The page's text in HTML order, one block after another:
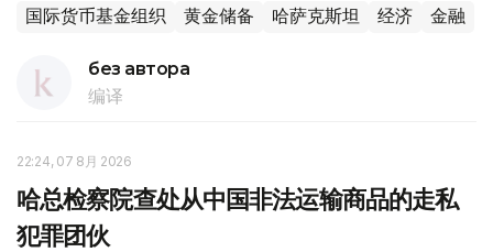
国际货币基金组织 黄金储备 哈萨克斯坦 经济 金融
без автора
编译
22:24, 07 8月 2026
哈总检察院查处从中国非法运输商品的走私
犯罪团伙